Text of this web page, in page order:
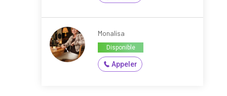
Monalisa
Disponible
Appeler